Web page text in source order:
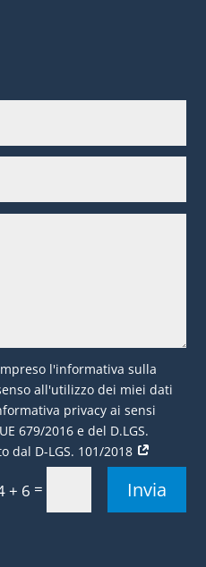
l'informativa sulla
all'utilizzo dei miei dati
privacy ai sensi
679/2016 e del D.LGS.
dal D-LGS. 101/2018
+ 6 = Invia